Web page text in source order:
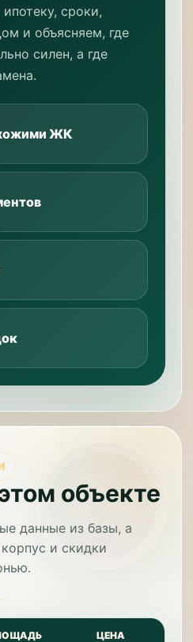
сроки,
и объясняем, где
силен, а где
ЖК
объекте
данные из базы, а
и скидки
ЦЕНА